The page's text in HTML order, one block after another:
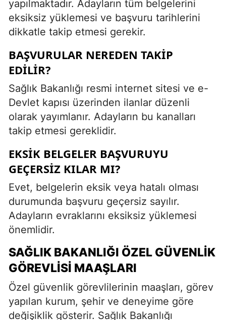
yapılmaktadır. Adayların tüm belgelerini
eksiksiz yüklemesi ve başvuru tarihlerini
dikkatle takip etmesi gerekir.
BAŞVURULAR NEREDEN TAKIP
EDILIR?
Sağlık Bakanlığı resmi internet sitesi ve e-
Devlet kapısı üzerinden ilanlar düzenli
olarak yayımlanır. Adayların bu kanalları
takip etmesi gereklidir.
EKSIK BELGELER BAŞVURUYU
GEÇERSIZ KILAR MI?
Evet, belgelerin eksik veya hatalı olması
durumunda başvuru geçersiz sayılır.
Adayların evraklarını eksiksiz yüklemesi
önemlidir.
SAĞLIK BAKANLIĞI ÖZEL GÜVENLIK
GÖREVLISI MAAŞLARI
Özel güvenlik görevlilerinin maaşları, görev
yapılan kurum, şehir ve deneyime göre
değişiklik gösterir. Sağlık Bakanlığı